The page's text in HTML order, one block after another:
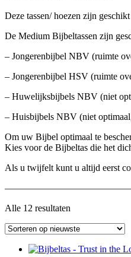
Deze tassen/ hoezen zijn
De Medium Bijbeltassen zijn
– Jongerenbijbel NBV (ruimte
– Jongerenbijbel HSV (ruimte
– Huwelijksbijbels NBV (niet
– Huisbijbels NBV (niet
Om uw Bijbel optimaal te
Kies voor de Bijbeltas die het
Als u twijfelt kunt u altijd eerst
Alle 12 resultaten